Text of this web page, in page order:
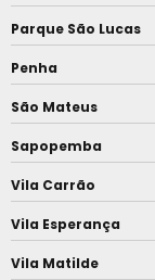
Parque São Lucas
Penha
São Mateus
Sapopemba
Vila Carrão
Vila Esperança
Vila Matilde